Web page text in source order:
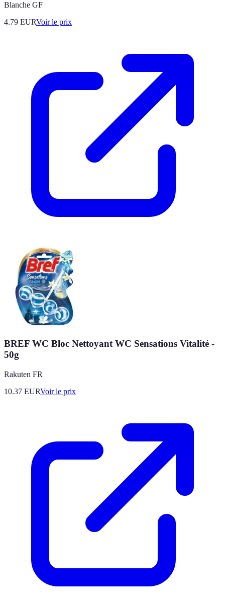
Blanche GF
4.79 EURVoir le prix
BREF WC Bloc Nettoyant WC Sensations Vitalité -
50g
Rakuten FR
10.37 EURVoir le prix